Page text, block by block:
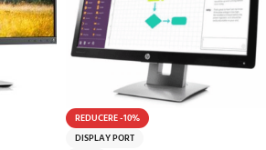
REDUCERE -10%
DISPLAY PORT